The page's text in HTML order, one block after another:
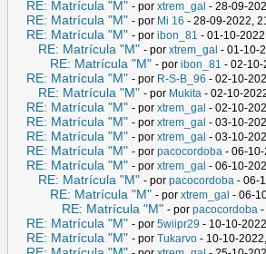
RE: Matrícula "M" - por xtrem_gal - 28-09-
RE: Matrícula "M" - por Mi 16 - 28-09-2022,
RE: Matrícula "M" - por ibon_81 - 01-10-
RE: Matrícula "M" - por xtrem_gal - 01-10-
RE: Matrícula "M" - por ibon_81 - 02-10-
RE: Matrícula "M" - por R-S-B_96 - 02-10-
RE: Matrícula "M" - por Mukita - 02-10-
RE: Matrícula "M" - por xtrem_gal - 02-10-
RE: Matrícula "M" - por xtrem_gal - 03-10-
RE: Matrícula "M" - por xtrem_gal - 03-10-
RE: Matrícula "M" - por pacocordoba - 06-
RE: Matrícula "M" - por xtrem_gal - 06-10-
RE: Matrícula "M" - por pacocordoba - 06-
RE: Matrícula "M" - por xtrem_gal - 06-
RE: Matrícula "M" - por pacocordoba -
RE: Matrícula "M" - por 5wiipr29 - 10-10-
RE: Matrícula "M" - por Tukarvo - 10-10-